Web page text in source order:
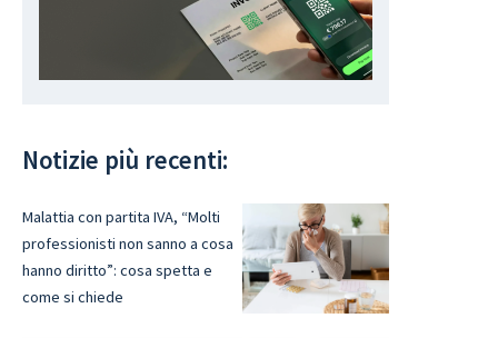
Notizie più recenti:
Malattia con partita IVA, “Molti
professionisti non sanno a cosa
hanno diritto”: cosa spetta e
come si chiede